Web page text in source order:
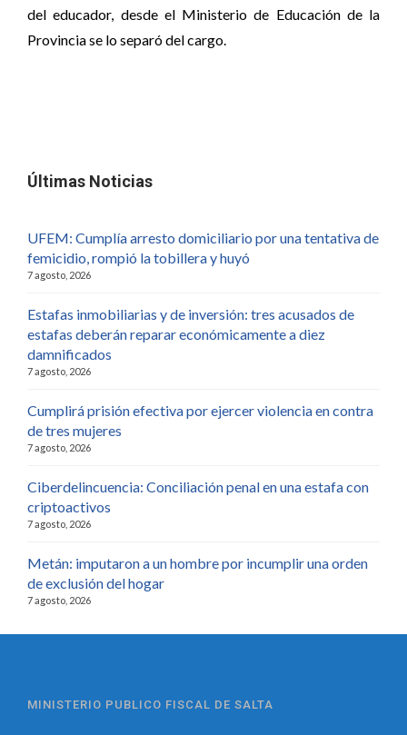
del educador, desde el Ministerio de Educación de la
Provincia se lo separó del cargo.
Últimas Noticias
UFEM: Cumplía arresto domiciliario por una tentativa de
femicidio, rompió la tobillera y huyó
7 agosto, 2026
Estafas inmobiliarias y de inversión: tres acusados de
estafas deberán reparar económicamente a diez
damnificados
7 agosto, 2026
Cumplirá prisión efectiva por ejercer violencia en contra
de tres mujeres
7 agosto, 2026
Ciberdelincuencia: Conciliación penal en una estafa con
criptoactivos
7 agosto, 2026
Metán: imputaron a un hombre por incumplir una orden
de exclusión del hogar
7 agosto, 2026
MINISTERIO PUBLICO FISCAL DE SALTA